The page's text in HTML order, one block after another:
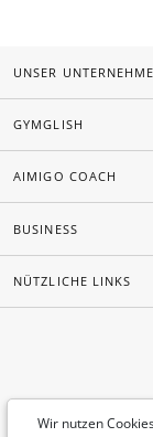
Wir nutzen
UNSER
GYMGLISH
AIMIGO COACH
BUSINESS
NÜTZLICHE LINKS